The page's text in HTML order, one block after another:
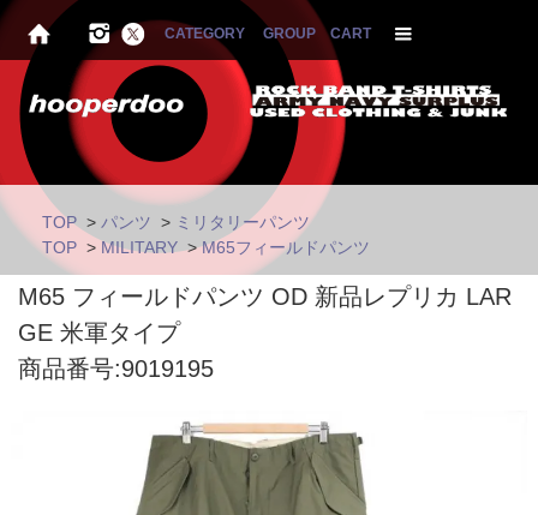
CATEGORY GROUP CART
TOP > パンツ > ミリタリーパンツ
TOP > MILITARY >M65フィールドパンツ
M65 フィールドパンツ OD 新品レプリカ LAR
GE 米軍タイプ
商品番号:9019195